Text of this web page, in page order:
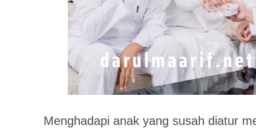
Menghadapi anak yang susah diatur